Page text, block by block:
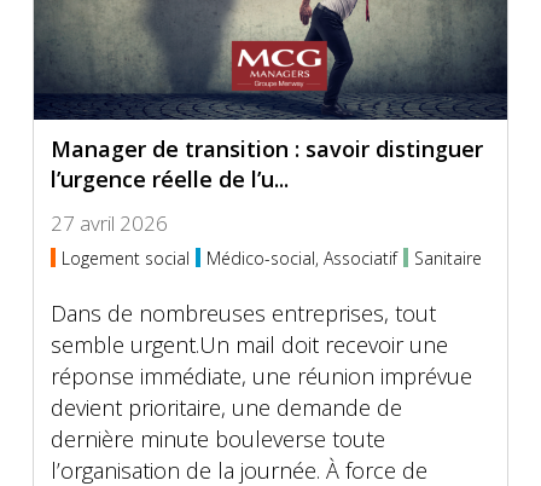
Manager de transition : savoir distinguer
l’urgence réelle de l’u...
27 avril 2026
Logement social Médico-social, Associatif Sanitaire
Dans de nombreuses entreprises, tout
semble urgent.Un mail doit recevoir une
réponse immédiate, une réunion imprévue
devient prioritaire, une demande de
dernière minute bouleverse toute
l’organisation de la journée. À force de